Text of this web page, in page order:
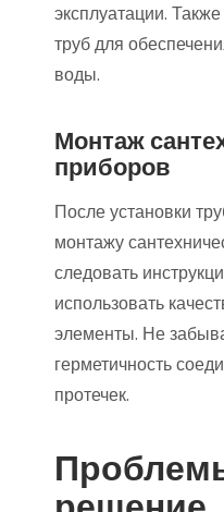
эксплуатации.
труб для
воды.
Монтаж
приборов
После установки
монтажу
следовать
использовать
элементы. Не
герметичность
протечек.